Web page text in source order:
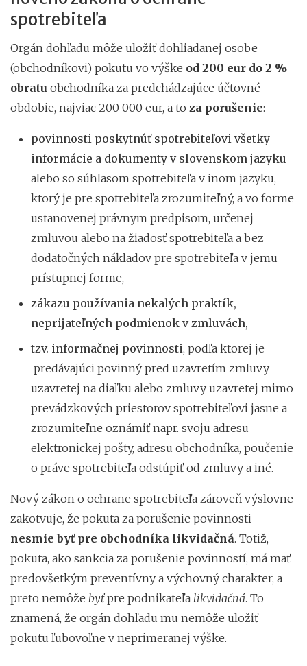
spotrebiteľa
Orgán dohľadu môže uložiť dohliadanej osobe
(obchodníkovi) pokutu vo výške od 200 eur do 2 %
obratu obchodníka za predchádzajúce účtovné
obdobie, najviac 200 000 eur, a to za porušenie:
povinnosti poskytnúť spotrebiteľovi všetky
informácie a dokumenty v slovenskom jazyku
alebo so súhlasom spotrebiteľa v inom jazyku,
ktorý je pre spotrebiteľa zrozumiteľný, a vo forme
ustanovenej právnym predpisom, určenej
zmluvou alebo na žiadosť spotrebiteľa a bez
dodatočných nákladov pre spotrebiteľa v jemu
prístupnej forme,
zákazu používania nekalých praktík,
neprijateľných podmienok v zmluvách,
tzv. informačnej povinnosti, podľa ktorej je
predávajúci povinný pred uzavretím zmluvy
uzavretej na diaľku alebo zmluvy uzavretej mimo
prevádzkových priestorov spotrebiteľovi jasne a
zrozumiteľne oznámiť napr. svoju adresu
elektronickej pošty, adresu obchodníka, poučenie
o práve spotrebiteľa odstúpiť od zmluvy a iné.
Nový zákon o ochrane spotrebiteľa zároveň výslovne
zakotvuje, že pokuta za porušenie povinnosti
nesmie byť pre obchodníka likvidačná. Totiž,
pokuta, ako sankcia za porušenie povinností, má mať
predovšetkým preventívny a výchovný charakter, a
preto nemôže byťpre podnikateľa likvidačná. To
znamená, že orgán dohľadu mu nemôže uložiť
pokutu ľubovoľne v neprimeranej výške.